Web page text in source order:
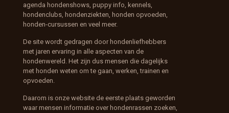
agenda hondenshows, puppy info, kennels,
hondenclubs, hondenziekten, honden opvoeden,
honden-cursussen en veel meer.
De site wordt gedragen door hondenliefhebbers
met jaren ervaring in alle aspecten van de
hondenwereld. Het zijn dus mensen die dagelijks
met honden weten om te gaan, werken, trainen en
opvoeden.
Daarom is onze website de eerste plaats geworden
waar mensen informatie over hondenrassen zoeken,